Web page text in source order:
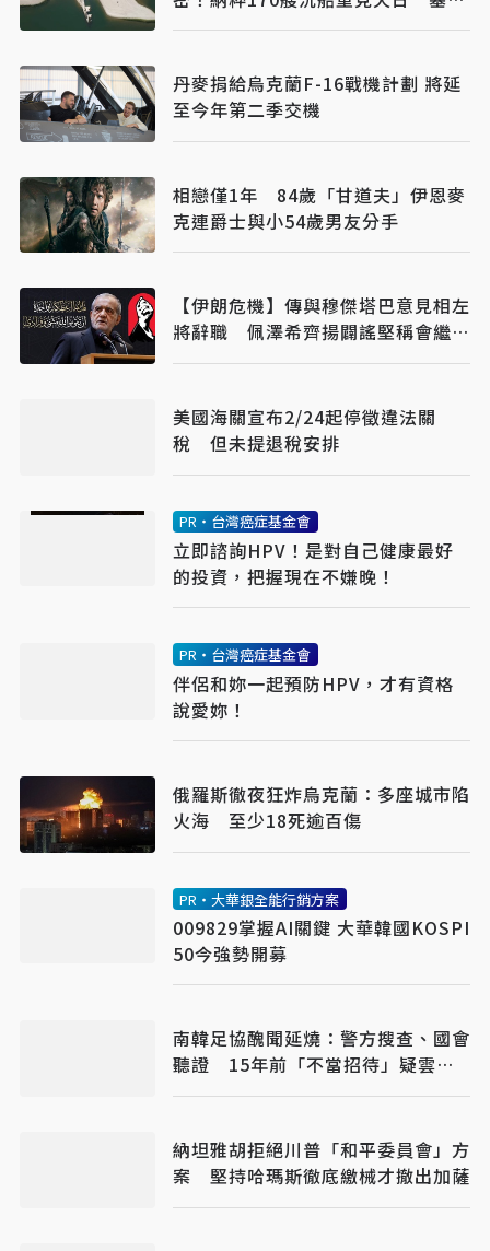
維亞砸數億清障救航運命脈
丹麥捐給烏克蘭F-16戰機計劃 將延
至今年第二季交機
相戀僅1年 84歲「甘道夫」伊恩麥
克連爵士與小54歲男友分手
【伊朗危機】傳與穆傑塔巴意見相左
將辭職 佩澤希齊揚闢謠堅稱會繼續
總統職務
美國海關宣布2/24起停徵違法關
稅 但未提退稅安排
PR・台灣癌症基金會
立即諮詢HPV！是對自己健康最好
的投資，把握現在不嫌晚！
PR・台灣癌症基金會
伴侶和妳一起預防HPV，才有資格
說愛妳！
俄羅斯徹夜狂炸烏克蘭：多座城市陷
火海 至少18死逾百傷
PR・大華銀全能行銷方案
009829掌握AI關鍵 大華韓國KOSPI
50今強勢開募
南韓足協醜聞延燒：警方搜查、國會
聽證 15年前「不當招待」疑雲重
見天日
納坦雅胡拒絕川普「和平委員會」方
案 堅持哈瑪斯徹底繳械才撤出加薩